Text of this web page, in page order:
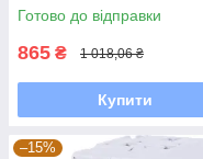
Готово до відправки
865 ₴ 1 018,06 ₴
Купити
–15%